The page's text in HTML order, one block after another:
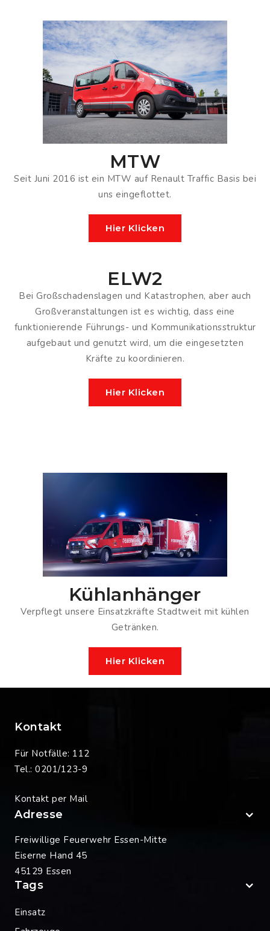
MTW
Seit Juni 2016 ist ein MTW auf Renault Traffic Basis bei
uns eingeflottet.
Hier Klicken
ELW2
Bei Großschadenslagen und Katastrophen, aber auch
Großveranstaltungen ist es wichtig, dass eine
funktionierende Führungs- und Kommunikationsstruktur
aufgebaut und genutzt wird, um die eingesetzten
Kräfte zu koordinieren.
Hier Klicken
Kühlanhänger
Verpflegt unsere Einsatzkräfte Stadtweit mit kühlen
Getränken.
Hier Klicken
Kontakt
Für Notfälle: 112
Tel.: 0201/123-9
Kontakt per Mail
Adresse
Freiwillige Feuerwehr Essen-Mitte
Eiserne Hand 45
45129 Essen
Tags
Einsatz